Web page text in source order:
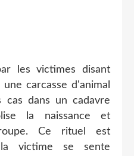
les victimes disant
carcasse d'animal
cas dans un cadavre
la naissance et
Ce rituel est
victime se sente